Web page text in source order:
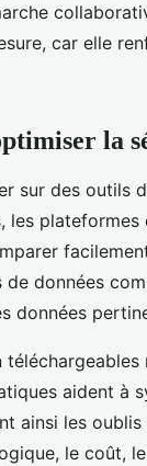
car elle
la
sur des outils
les
données
données
aident à
ainsi les
le coût,